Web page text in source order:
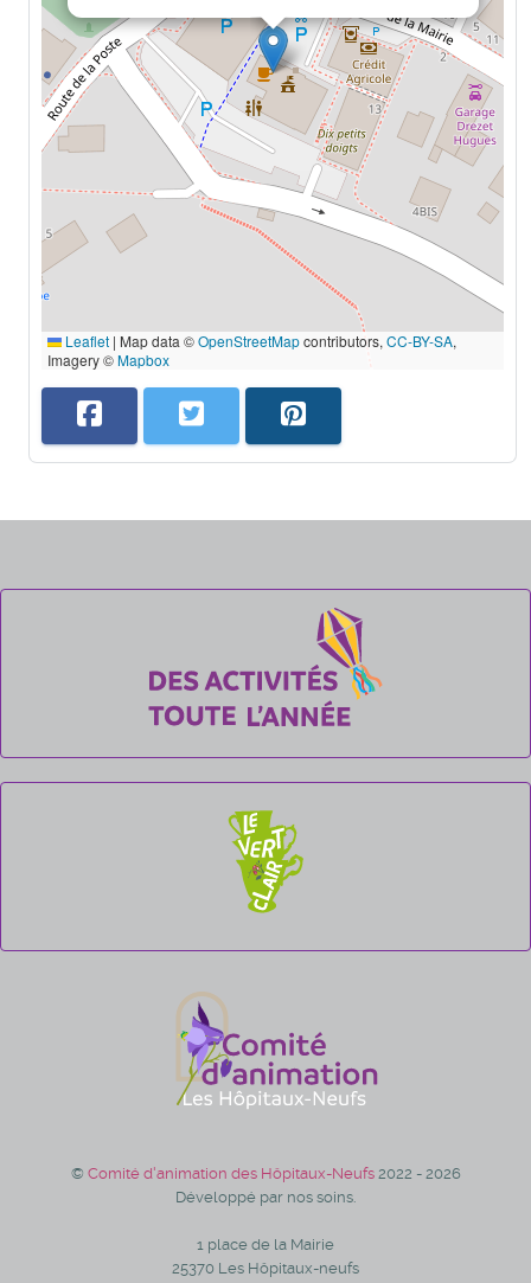
Leaflet | Map data ©OpenStreetMapcontributors, CC-BY-SA,
Imagery ©Mapbox
© Comité d'animation des Hôpitaux-Neufs 2022 - 2026
Développé par nos soins.
1 place de la Mairie
25370 Les Hôpitaux-neufs